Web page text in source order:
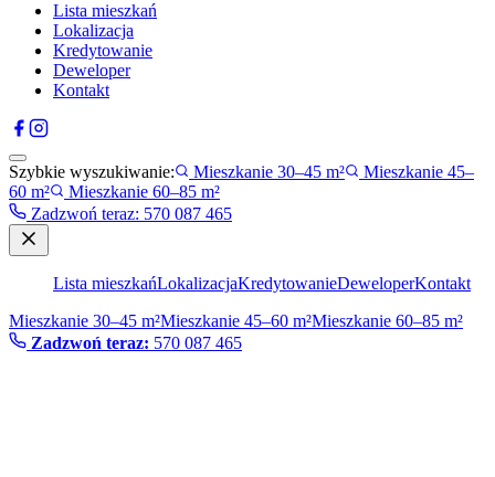
Lista mieszkań
Lokalizacja
Kredytowanie
Deweloper
Kontakt
Szybkie wyszukiwanie: Mieszkanie 30–45 m²
Mieszkanie 45–
60 m²
Mieszkanie 60–85 m²
Zadzwoń teraz: 570 087 465
Lista mieszkańLokalizacjaKredytowanieDeweloperKontakt
Mieszkanie 30–45 m²Mieszkanie 45–60 m²Mieszkanie 60–85 m²
Zadzwoń teraz: 570 087 465